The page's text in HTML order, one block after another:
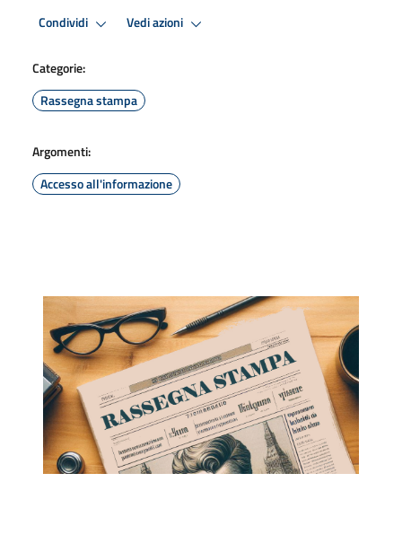
Condividi Vedi azioni
Categorie:
Rassegna stampa
Argomenti:
Accesso all'informazione